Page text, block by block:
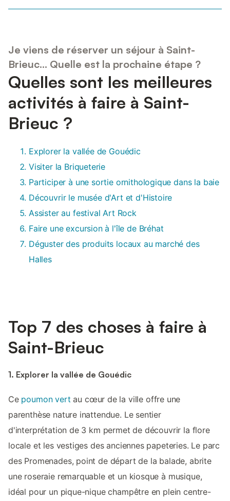
Je viens de réserver un séjour à Saint-
Brieuc... Quelle est la prochaine étape ?
Quelles sont les meilleures
activités à faire à Saint-
Brieuc ?
Explorer la vallée de Gouédic
Visiter la Briqueterie
Participer à une sortie ornithologique dans la baie
Découvrir le musée d'Art et d'Histoire
Assister au festival Art Rock
Faire une excursion à l'île de Bréhat
Déguster des produits locaux au marché des
Halles
Top 7 des choses à faire à
Saint-Brieuc
1. Explorer la vallée de Gouédic
Ce poumon vert au cœur de la ville offre une
parenthèse nature inattendue. Le sentier
d'interprétation de 3 km permet de découvrir la flore
locale et les vestiges des anciennes papeteries. Le parc
des Promenades, point de départ de la balade, abrite
une roseraie remarquable et un kiosque à musique,
idéal pour un pique-nique champêtre en plein centre-